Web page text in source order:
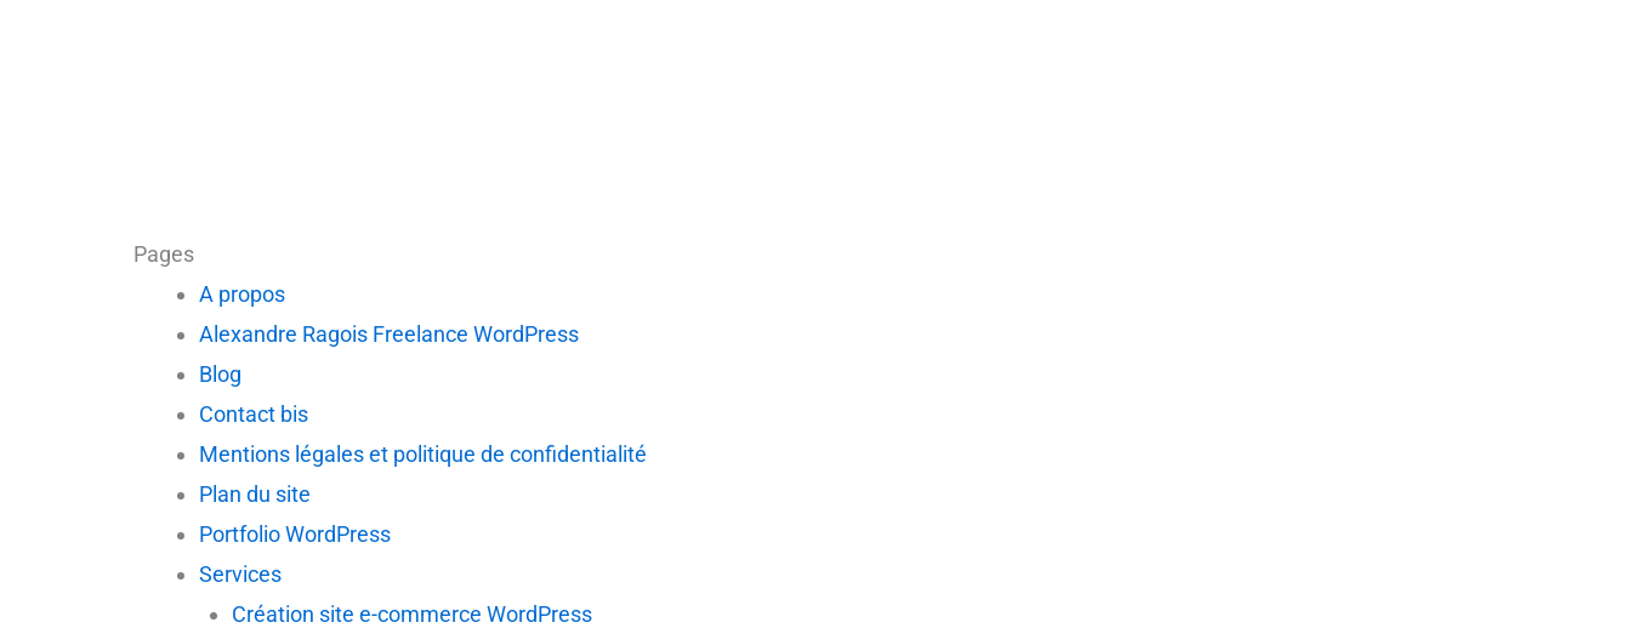
Pages
A propos
Alexandre Ragois Freelance WordPress
Blog
Contact bis
Mentions légales et politique de confidentialité
Plan du site
Portfolio WordPress
Services
Création site e-commerce WordPress